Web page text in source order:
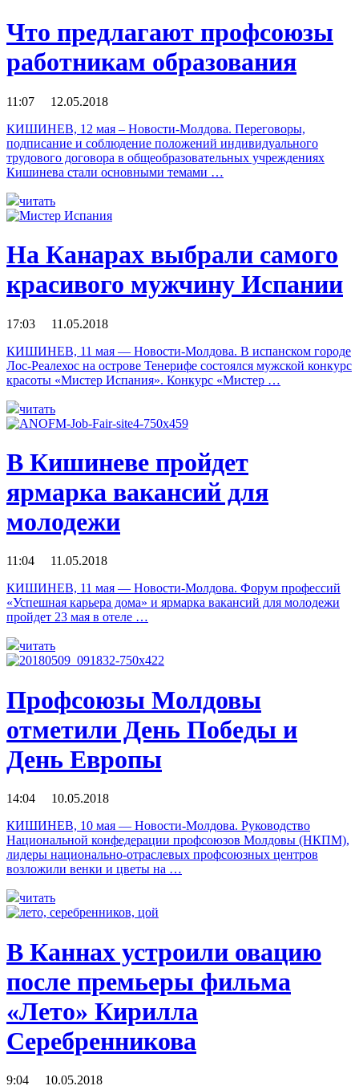
Что предлагают профсоюзы
работникам образования
11:07 12.05.2018
КИШИНЕВ, 12 мая – Новости-Молдова. Переговоры,
подписание и соблюдение положений индивидуального
трудового договора в общеобразовательных учреждениях
Кишинева стали основными темами …
читать
На Канарах выбрали самого
красивого мужчину Испании
17:03 11.05.2018
КИШИНЕВ, 11 мая — Новости-Молдова. В испанском городе
Лос-Реалехос на острове Тенерифе состоялся мужской конкурс
красоты «Мистер Испания». Конкурс «Мистер …
читать
В Кишиневе пройдет
ярмарка вакансий для
молодежи
11:04 11.05.2018
КИШИНЕВ, 11 мая — Новости-Молдова. Форум профессий
«Успешная карьера дома» и ярмарка вакансий для молодежи
пройдет 23 мая в отеле …
читать
Профсоюзы Молдовы
отметили День Победы и
День Европы
14:04 10.05.2018
КИШИНЕВ, 10 мая — Новости-Молдова. Руководство
Национальной конфедерации профсоюзов Молдовы (НКПМ),
лидеры национально-отраслевых профсоюзных центров
возложили венки и цветы на …
читать
В Каннах устроили овацию
после премьеры фильма
«Лето» Кирилла
Серебренникова
9:04 10.05.2018